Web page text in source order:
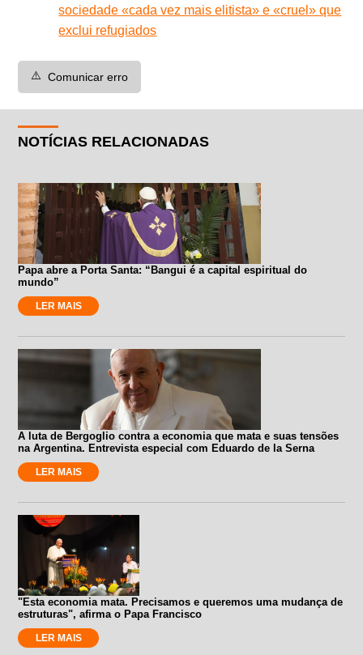
sociedade «cada vez mais elitista» e «cruel» que
exclui refugiados
⚠️ Comunicar erro
NOTÍCIAS RELACIONADAS
Papa abre a Porta Santa: “Bangui é a capital espiritual do
mundo”
LER MAIS
A luta de Bergoglio contra a economia que mata e suas tensões
na Argentina. Entrevista especial com Eduardo de la Serna
LER MAIS
"Esta economia mata. Precisamos e queremos uma mudança de
estruturas", afirma o Papa Francisco
LER MAIS